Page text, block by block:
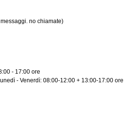
no chiamate)
- 17:00 ore
- Venerdì: 08:00-12:00 + 13:00-17:00 ore